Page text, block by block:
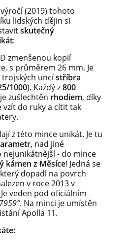
(2019) tohoto
lidských dějin si
skutečný
:
zmenšenou kopií
s průměrem 26 mm. Je
trojských uncístříbra
1000). Každý z800
je zušlechtěn rhodiem, díky
vzít do ruky a cítit tak
z této mince unikát. Je tu
, nad jiné
- do mince
kámen z Měsíce! Jedná se
dopadl na povrch
v roce 2013 v
veden pod oficiálním
. Na minci je umístěn
Apolla 11.